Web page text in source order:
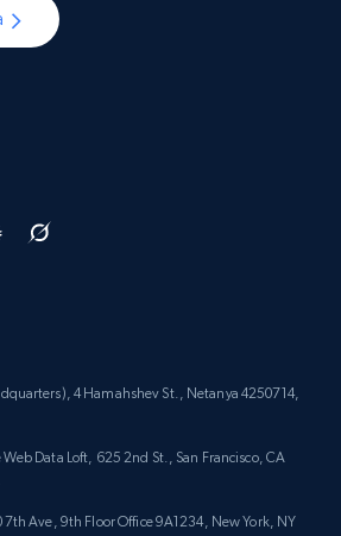
4 Hamahshev St., Netanya 4250714,
Data Loft, 625 2nd St., San Francisco, CA
Ave, 9th Floor Office 9A1234, New York, NY